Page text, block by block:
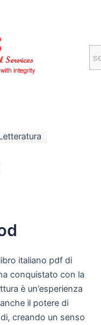
italiano pdf di
conquistato con la
è un’esperienza
il potere di
creando un senso